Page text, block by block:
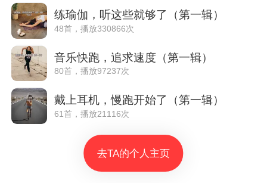
练瑜伽，听这些就够了（第一辑）
48首，播放330866次
音乐快跑，追求速度（第一辑）
80首，播放97237次
戴上耳机，慢跑开始了（第一辑）
61首，播放21116次
去TA的个人主页